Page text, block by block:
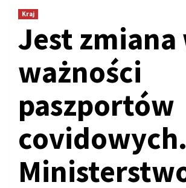
Kraj
Jest zmiana
ważności
paszportów
covidowych.